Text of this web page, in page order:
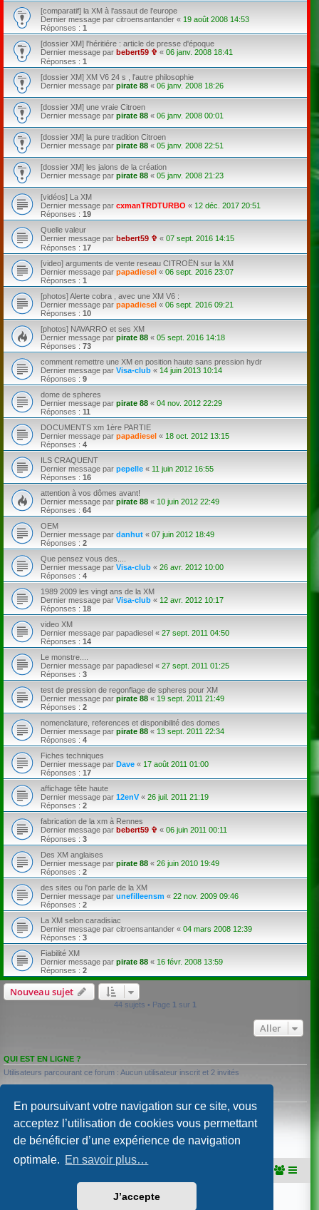
En poursuivant votre navigation sur ce site, vous
acceptez l’utilisation de cookies vous permettant
de bénéficier d’une expérience de navigation
optimale. En savoir plus…
J’accepte
[comparatif] la XM à l'assaut de l'europe
Dernier message par citroensantander « 19 août 2008 14:53
Réponses : 1
[dossier XM] l'héritiére : article de presse d'époque
Dernier message par bebert59 ✞ « 06 janv. 2008 18:41
Réponses : 1
[dossier XM] XM V6 24 s , l'autre philosophie
Dernier message par pirate 88 « 06 janv. 2008 18:26
[dossier XM] une vraie Citroen
Dernier message par pirate 88 « 06 janv. 2008 00:01
[dossier XM] la pure tradition Citroen
Dernier message par pirate 88 « 05 janv. 2008 22:51
[dossier XM] les jalons de la création
Dernier message par pirate 88 « 05 janv. 2008 21:23
[vidéos] La XM
Dernier message par cxmanTRDTURBO « 12 déc. 2017 20:51
Réponses : 19
Quelle valeur
Dernier message par bebert59 ✞ « 07 sept. 2016 14:15
Réponses : 17
[video] arguments de vente reseau CITROËN sur la XM
Dernier message par papadiesel « 06 sept. 2016 23:07
Réponses : 1
[photos] Alerte cobra , avec une XM V6 :
Dernier message par papadiesel « 06 sept. 2016 09:21
Réponses : 10
[photos] NAVARRO et ses XM
Dernier message par pirate 88 « 05 sept. 2016 14:18
Réponses : 73
comment remettre une XM en position haute sans pression hydr
Dernier message par Visa-club « 14 juin 2013 10:14
Réponses : 9
dome de spheres
Dernier message par pirate 88 « 04 nov. 2012 22:29
Réponses : 11
DOCUMENTS xm 1ère PARTIE
Dernier message par papadiesel « 18 oct. 2012 13:15
Réponses : 4
ILS CRAQUENT
Dernier message par pepelle « 11 juin 2012 16:55
Réponses : 16
attention à vos dômes avant!
Dernier message par pirate 88 « 10 juin 2012 22:49
Réponses : 64
OEM
Dernier message par danhut « 07 juin 2012 18:49
Réponses : 2
Que pensez vous des....
Dernier message par Visa-club « 26 avr. 2012 10:00
Réponses : 4
1989 2009 les vingt ans de la XM
Dernier message par Visa-club « 12 avr. 2012 10:17
Réponses : 18
video XM
Dernier message par papadiesel « 27 sept. 2011 04:50
Réponses : 14
Le monstre....
Dernier message par papadiesel « 27 sept. 2011 01:25
Réponses : 3
test de pression de regonflage de spheres pour XM
Dernier message par pirate 88 « 19 sept. 2011 21:49
Réponses : 2
nomenclature, references et disponibilité des domes
Dernier message par pirate 88 « 13 sept. 2011 22:34
Réponses : 4
Fiches techniques
Dernier message par Dave « 17 août 2011 01:00
Réponses : 17
affichage tête haute
Dernier message par 12enV« 26 juil. 2011 21:19
Réponses : 2
fabrication de la xm à Rennes
Dernier message par bebert59 ✞ « 06 juin 2011 00:11
Réponses : 3
Des XM anglaises
Dernier message par pirate 88 « 26 juin 2010 19:49
Réponses : 2
des sites ou l'on parle de la XM
Dernier message par unefilleensm « 22 nov. 2009 09:46
Réponses : 2
La XM selon caradisiac
Dernier message par citroensantander « 04 mars 2008 12:39
Réponses : 3
Fiabilité XM
Dernier message par pirate 88 « 16 févr. 2008 13:59
Réponses : 2
Nouveau sujet
44 sujets • Page 1 sur 1
Aller
QUI EST EN LIGNE ?
Utilisateurs parcourant ce forum : Aucun utilisateur inscrit et 2 invités
Vousne pouvez paspublier de nouveaux sujets dans ce forum
Vousne pouvez pasrépondre aux sujets dans ce forum
Vousne pouvez pasmodifier vos messages dans ce forum
Vousne pouvez passupprimer vos messages dans ce forum
transférer de pièces jointes dans ce forum
phpBB® Forum Software © phpBB Limited